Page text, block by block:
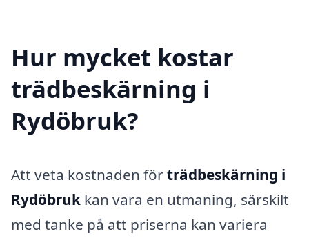
Hur mycket kostar
trädbeskärning i
Rydöbruk?
Att veta kostnaden förträdbeskärning i
Rydöbruk kan vara en utmaning, särskilt
med tanke på att priserna kan variera